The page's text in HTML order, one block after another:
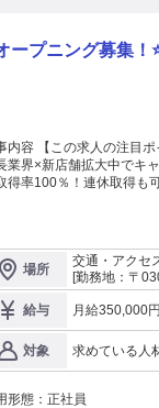
ープニング募集！
内容 【この求人の注目
業界×新店舗拡大中でキ
得率100％！連休取得も
期間3ヶ月/月給25万円） ※県内エリアの
に入って頂きます ■その他■ ・交通費全額支給 ・賞与年2回 ・昇給あり ・
支給 _/_/_/_/_/_/_/_/_/_/_/_/_/_/_/_/ 【買い取り業務の一連の流れ】
様がご持参されたお品
きます。 お客様との会
（決められたＥｘｃｅｌへの数
入力作業/メール対応など） ・店舗の清掃
名程度 ・60代以上のお
ではなく、お客様との“
場所
交通・アクセ
[勤務地：〒
給与
月給350,000円以上 給与詳細
す。 ✅昇給年1回(定期
(3ヶ月の研修
対象
求めている人
形態： 正社員